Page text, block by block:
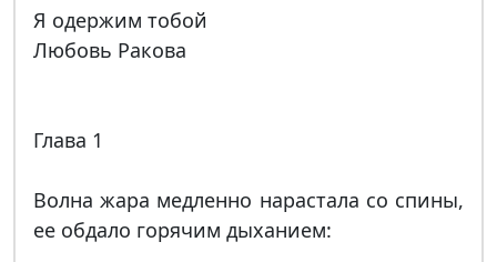
Я одержим тобой
Любовь Ракова
Глава 1
Волна жара медленно нарастала со спины,
ее обдало горячим дыханием: